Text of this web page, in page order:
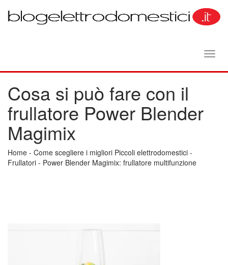
Cosa si può fare con il
frullatore Power Blender
Magimix
Home - Come scegliere i migliori Piccoli elettrodomestici -
Frullatori - Power Blender Magimix: frullatore multifunzione